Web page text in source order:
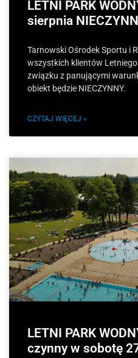
LETNI PARK
sierpnia
Tarnowski Ośrodek Sportu i
wszystkich klientów
związku z panującymi
obiekt będzie NIECZYNNY.
CZYTAJ WIĘCEJ »
LETNI PARK
czynny w sobotę